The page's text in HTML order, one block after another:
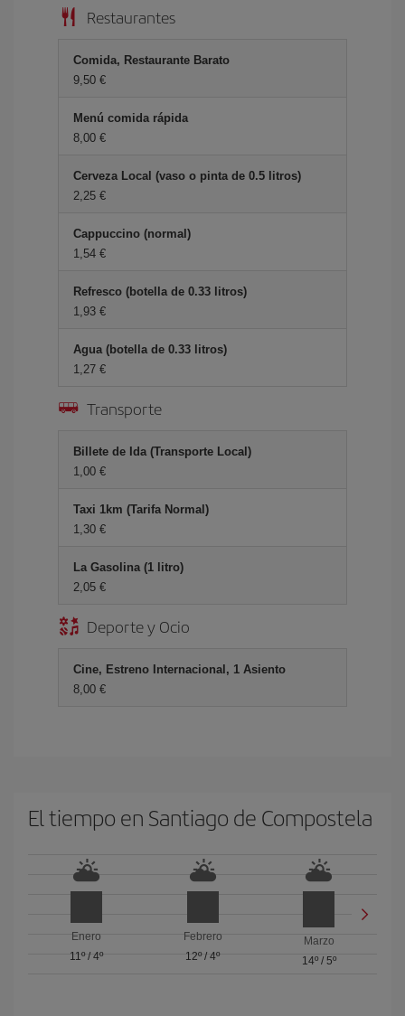
Restaurantes
Comida, Restaurante Barato
9,50
Menú comida rápida
8,00
Cerveza Local (vaso o pinta de 0.5 litros)
2,25
Cappuccino (normal)
1,54
Refresco (botella de 0.33 litros)
1,93
Agua (botella de 0.33 litros)
1,27
Transporte
Billete de Ida (Transporte Local)
1,00
Taxi 1km (Tarifa Normal)
1,30
La Gasolina (1 litro)
2,05
Deporte y Ocio
Cine, Estreno Internacional, 1 Asiento
8,00
El tiempo en Santiago de Compostela
Enero
11º/ 4º
Febrero
12º/ 4º
Marzo
14º/ 5º